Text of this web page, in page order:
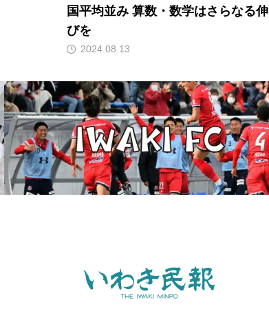
国平均並み 算数・数学はさらなる伸
びを
2024.08.13